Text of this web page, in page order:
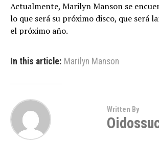
Actualmente, Marilyn Manson se
lo que será su próximo disco, que será
el próximo año.
In this article: Marilyn Manson
Written By